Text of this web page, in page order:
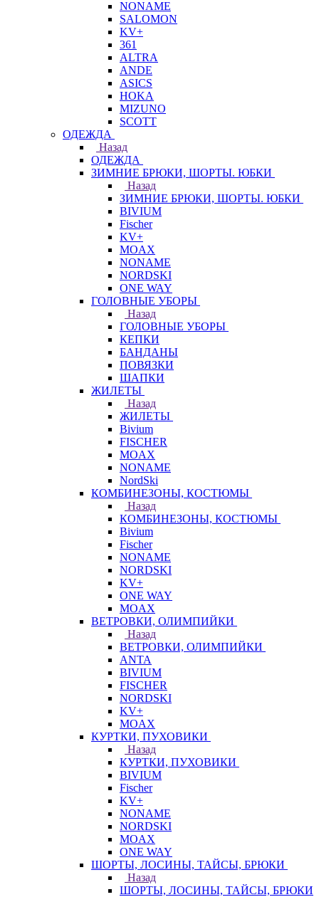
NONAME
SALOMON
KV+
361
ALTRA
ANDE
ASICS
HOKA
MIZUNO
SCOTT
ОДЕЖДА
Назад
ОДЕЖДА
ЗИМНИЕ БРЮКИ, ШОРТЫ. ЮБКИ
Назад
ЗИМНИЕ БРЮКИ, ШОРТЫ. ЮБКИ
BIVIUM
Fischer
KV+
MOAX
NONAME
NORDSKI
ONE WAY
ГОЛОВНЫЕ УБОРЫ
Назад
ГОЛОВНЫЕ УБОРЫ
КЕПКИ
БАНДАНЫ
ПОВЯЗКИ
ШАПКИ
ЖИЛЕТЫ
Назад
ЖИЛЕТЫ
Bivium
FISCHER
MOAX
NONAME
NordSki
КОМБИНЕЗОНЫ, КОСТЮМЫ
Назад
КОМБИНЕЗОНЫ, КОСТЮМЫ
Bivium
Fischer
NONAME
NORDSKI
KV+
ONE WAY
MOAX
ВЕТРОВКИ, ОЛИМПИЙКИ
Назад
ВЕТРОВКИ, ОЛИМПИЙКИ
ANTA
BIVIUM
FISCHER
NORDSKI
KV+
MOAX
КУРТКИ, ПУХОВИКИ
Назад
КУРТКИ, ПУХОВИКИ
BIVIUM
Fischer
KV+
NONAME
NORDSKI
MOAX
ONE WAY
ШОРТЫ, ЛОСИНЫ, ТАЙСЫ, БРЮКИ
Назад
ШОРТЫ, ЛОСИНЫ, ТАЙСЫ, БРЮКИ